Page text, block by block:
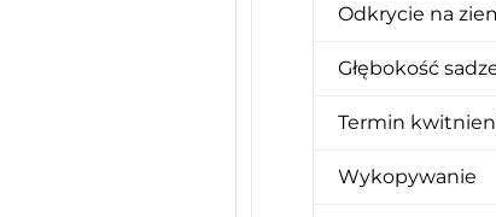
Odkrycie na
Głębokość
Termin
Wykopywanie